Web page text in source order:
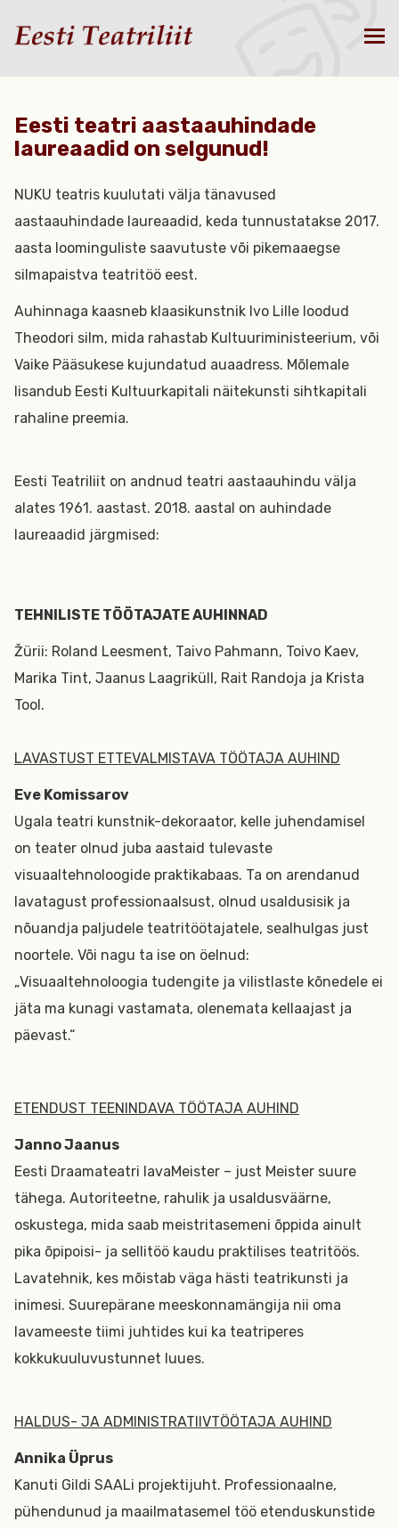
Eesti teatri aastaauhindade
laureaadid on selgunud!
NUKU teatris kuulutati välja tänavused
aastaauhindade laureaadid, keda tunnustatakse 2017.
aasta loominguliste saavutuste või pikemaaegse
silmapaistva teatritöö eest.
Auhinnaga kaasneb klaasikunstnik Ivo Lille loodud
Theodori silm, mida rahastab Kultuuriministeerium, või
Vaike Pääsukese kujundatud auaadress. Mõlemale
lisandub Eesti Kultuurkapitali näitekunsti sihtkapitali
rahaline preemia.
Eesti Teatriliit on andnud teatri aastaauhindu välja
alates 1961. aastast. 2018. aastal on auhindade
laureaadid järgmised:
TEHNILISTE TÖÖTAJATE AUHINNAD
Žürii: Roland Leesment, Taivo Pahmann, Toivo Kaev,
Marika Tint, Jaanus Laagriküll, Rait Randoja ja Krista
Tool.
LAVASTUST ETTEVALMISTAVA TÖÖTAJA AUHIND
Eve Komissarov
Ugala teatri kunstnik-dekoraator, kelle juhendamisel
on teater olnud juba aastaid tulevaste
visuaaltehnoloogide praktikabaas. Ta on arendanud
lavatagust professionaalsust, olnud usaldusisik ja
nõuandja paljudele teatritöötajatele, sealhulgas just
noortele. Või nagu ta ise on öelnud:
„Visuaaltehnoloogia tudengite ja vilistlaste kõnedele ei
jäta ma kunagi vastamata, olenemata kellaajast ja
päevast.“
ETENDUST TEENINDAVA TÖÖTAJA AUHIND
Janno Jaanus
Eesti Draamateatri lavaMeister – just Meister suure
tähega. Autoriteetne, rahulik ja usaldusväärne,
oskustega, mida saab meistritasemeni õppida ainult
pika õpipoisi- ja sellitöö kaudu praktilises teatritöös.
Lavatehnik, kes mõistab väga hästi teatrikunsti ja
inimesi. Suurepärane meeskonnamängija nii oma
lavameeste tiimi juhtides kui ka teatriperes
kokkukuuluvustunnet luues.
HALDUS- JA ADMINISTRATIIVTÖÖTAJA AUHIND
Annika Üprus
Kanuti Gildi SAALi projektijuht. Professionaalne,
pühendunud ja maailmatasemel töö etenduskunstide